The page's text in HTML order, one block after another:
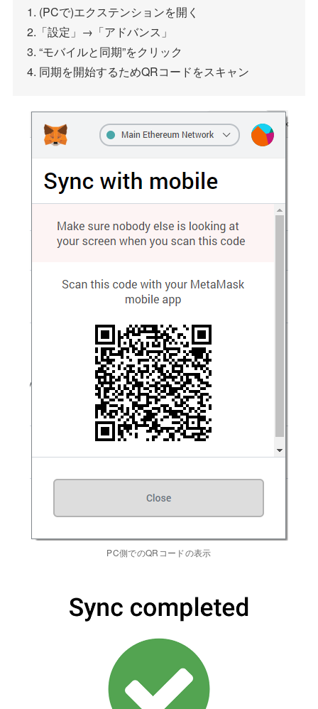
1. (PCで)エクステンションを開く
2.「設定」→「アドバンス」
3. “モバイルと同期”をクリック
4. 同期を開始するためQRコードをスキャン
PC側でのQRコードの表示